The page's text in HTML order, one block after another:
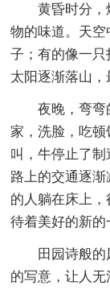
黄昏时分
物的味道。天
子；有的像一
太阳逐渐落山，
夜晚，弯弯
家，洗脸，吃
叫，牛停止了
路上的交通逐
的人躺在床上
待着美好的新的
田园诗般
的写意，让人无